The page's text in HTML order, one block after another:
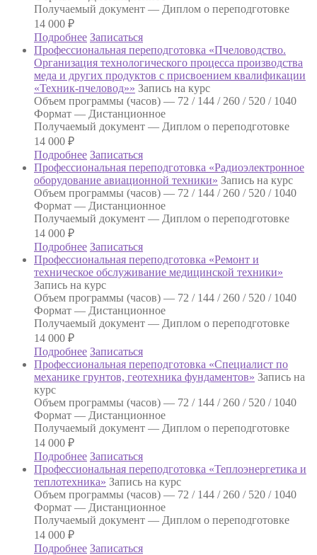
Получаемый документ — Диплом о переподготовке
14 000 ₽
Подробнее Записаться
Профессиональная переподготовка «Пчеловодство.
Организация технологического процесса производства
меда и других продуктов с присвоением квалификации
«Техник-пчеловод»» Запись на курс
Объем программы (часов) — 72 / 144 / 260 / 520 / 1040
Формат — Дистанционное
Получаемый документ — Диплом о переподготовке
14 000 ₽
Подробнее Записаться
Профессиональная переподготовка «Радиоэлектронное
оборудование авиационной техники» Запись на курс
Объем программы (часов) — 72 / 144 / 260 / 520 / 1040
Формат — Дистанционное
Получаемый документ — Диплом о переподготовке
14 000 ₽
Подробнее Записаться
Профессиональная переподготовка «Ремонт и
техническое обслуживание медицинской техники»
Запись на курс
Объем программы (часов) — 72 / 144 / 260 / 520 / 1040
Формат — Дистанционное
Получаемый документ — Диплом о переподготовке
14 000 ₽
Подробнее Записаться
Профессиональная переподготовка «Специалист по
механике грунтов, геотехника фундаментов» Запись на
курс
Объем программы (часов) — 72 / 144 / 260 / 520 / 1040
Формат — Дистанционное
Получаемый документ — Диплом о переподготовке
14 000 ₽
Подробнее Записаться
Профессиональная переподготовка «Теплоэнергетика и
теплотехника» Запись на курс
Объем программы (часов) — 72 / 144 / 260 / 520 / 1040
Формат — Дистанционное
Получаемый документ — Диплом о переподготовке
14 000 ₽
Подробнее Записаться